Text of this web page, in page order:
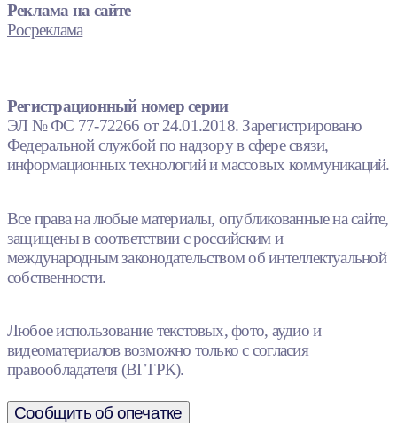
Реклама на сайте
Росреклама
Регистрационный номер серии
ЭЛ № ФС 77-72266 от 24.01.2018. Зарегистрировано
Федеральной службой по надзору в сфере связи,
информационных технологий и массовых коммуникаций.
Все права на любые материалы, опубликованные на сайте,
защищены в соответствии с российским и
международным законодательством об интеллектуальной
собственности.
Любое использование текстовых, фото, аудио и
видеоматериалов возможно только с согласия
правообладателя (ВГТРК).
Сообщить об опечатке